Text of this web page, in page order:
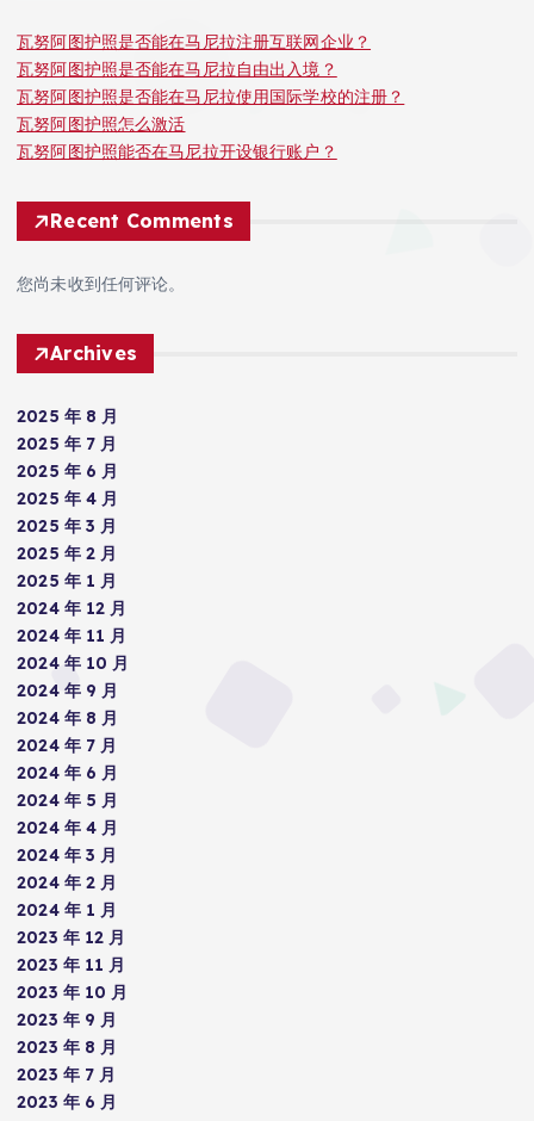
瓦努阿图护照是否能在马尼拉注册互联网企业？
瓦努阿图护照是否能在马尼拉自由出入境？
瓦努阿图护照是否能在马尼拉使用国际学校的注册？
瓦努阿图护照怎么激活
瓦努阿图护照能否在马尼拉开设银行账户？
Recent Comments
您尚未收到任何评论。
Archives
2025 年 8 月
2025 年 7 月
2025 年 6 月
2025 年 4 月
2025 年 3 月
2025 年 2 月
2025 年 1 月
2024 年 12 月
2024 年 11 月
2024 年 10 月
2024 年 9 月
2024 年 8 月
2024 年 7 月
2024 年 6 月
2024 年 5 月
2024 年 4 月
2024 年 3 月
2024 年 2 月
2024 年 1 月
2023 年 12 月
2023 年 11 月
2023 年 10 月
2023 年 9 月
2023 年 8 月
2023 年 7 月
2023 年 6 月